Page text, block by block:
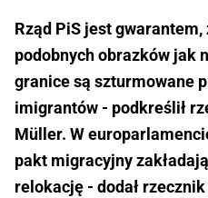
Rząd PiS jest
podobnych obrazków jak
granice są szturmowane
imigrantów - podkreślił
Müller. W
pakt migracyjny
relokację - dodał